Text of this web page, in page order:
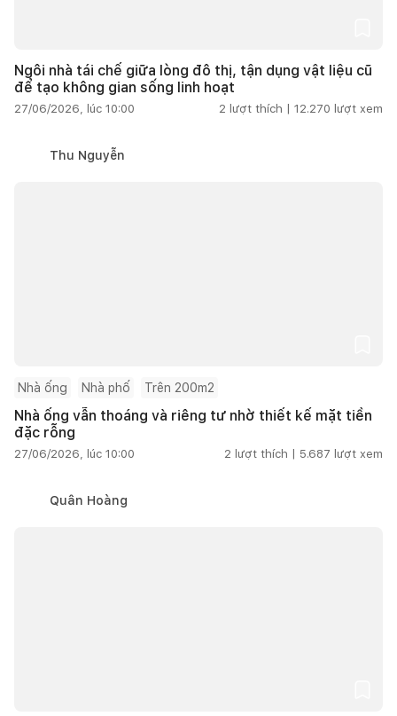
Ngôi nhà tái chế giữa lòng đô thị, tận dụng vật liệu cũ
để tạo không gian sống linh hoạt
27/06/2026, lúc 10:00 2 lượt thích | 12.270 lượt xem
Thu Nguyễn
Nhà ống Nhà phố Trên 200m2
Nhà ống vẫn thoáng và riêng tư nhờ thiết kế mặt tiền
đặc rỗng
27/06/2026, lúc 10:00 2 lượt thích | 5.687 lượt xem
Quân Hoàng